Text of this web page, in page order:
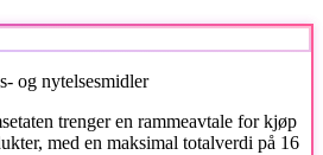
og nytelsesmidler
trenger en rammeavtale for kjøp
med en maksimal totalverdi på 16